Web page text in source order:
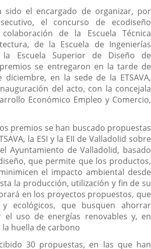
sido el encargado de organizar, por
el concurso de ecodiseño
de la Escuela Técnica
de la Escuela de Ingenierías
Escuela Superior de Diseño de
se entregaron en la tarde de
diciembre, en la sede de la ETSAVA,
del acto, con la concejala
Económico Empleo y Comercio,
premios se han buscado propuestas
la ESI y la EII de Valladolid sobre
Ayuntamiento de Valladolid, basado
que permite que los productos,
el impacto ambiental desde
la producción, utilización y fin de su
en los proyectos propuestos, que
y ecológicos, que busquen ahorrar
el uso de energías renovables y, en
huella de carbono
30 propuestas, en las que han